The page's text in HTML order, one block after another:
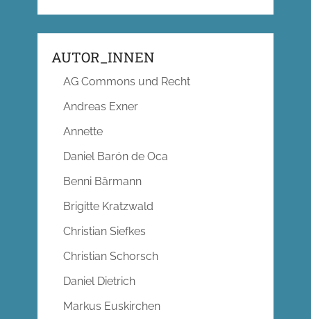
AUTOR_INNEN
AG Commons und Recht
Andreas Exner
Annette
Daniel Barón de Oca
Benni Bärmann
Brigitte Kratzwald
Christian Siefkes
Christian Schorsch
Daniel Dietrich
Markus Euskirchen